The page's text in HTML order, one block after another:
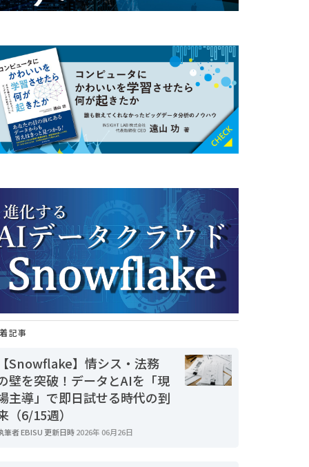
記事
Snowflake】情シス・法務
壁を突破！データとAIを「現
主導」で即日試せる時代の到
（6/15週）
筆者EBISU 更新日時2026年 06月26日